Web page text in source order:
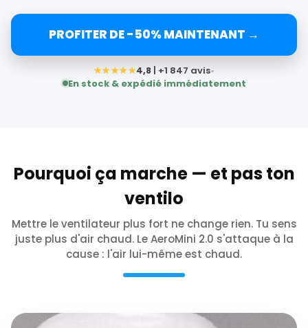
PROFITER DE -50% MAINTENANT →
★★★★★4,8 | +1 847 avis•
En stock & expédié immédiatement
Pourquoi ça marche — et pas ton
ventilo
Mettre le ventilateur plus fort ne change rien. Tu sens
juste plus d'air chaud. Le AeroMini 2.0 s'attaque à la
cause : l'air lui-même est chaud.